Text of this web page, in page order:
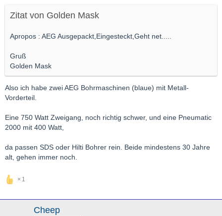
Zitat von Golden Mask
Apropos : AEG Ausgepackt,Eingesteckt,Geht net.....
Gruß
Golden Mask
Also ich habe zwei AEG Bohrmaschinen (blaue) mit Metall-
Vorderteil.
Eine 750 Watt Zweigang, noch richtig schwer, und eine Pneumatic
2000 mit 400 Watt,
da passen SDS oder Hilti Bohrer rein. Beide mindestens 30 Jahre
alt, gehen immer noch.
1
Cheep